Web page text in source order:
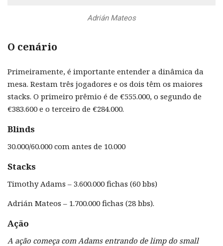
Adrián Mateos
O cenário
Primeiramente, é importante entender a dinâmica da
mesa. Restam três jogadores e os dois têm os maiores
stacks. O primeiro prêmio é de €555.000, o segundo de
€383.600 e o terceiro de €284.000.
Blinds
30.000/60.000 com antes de 10.000
Stacks
Timothy Adams – 3.600.000 fichas (60 bbs)
Adrián Mateos – 1.700.000 fichas (28 bbs).
Ação
A ação começa com Adams entrando de limp do small